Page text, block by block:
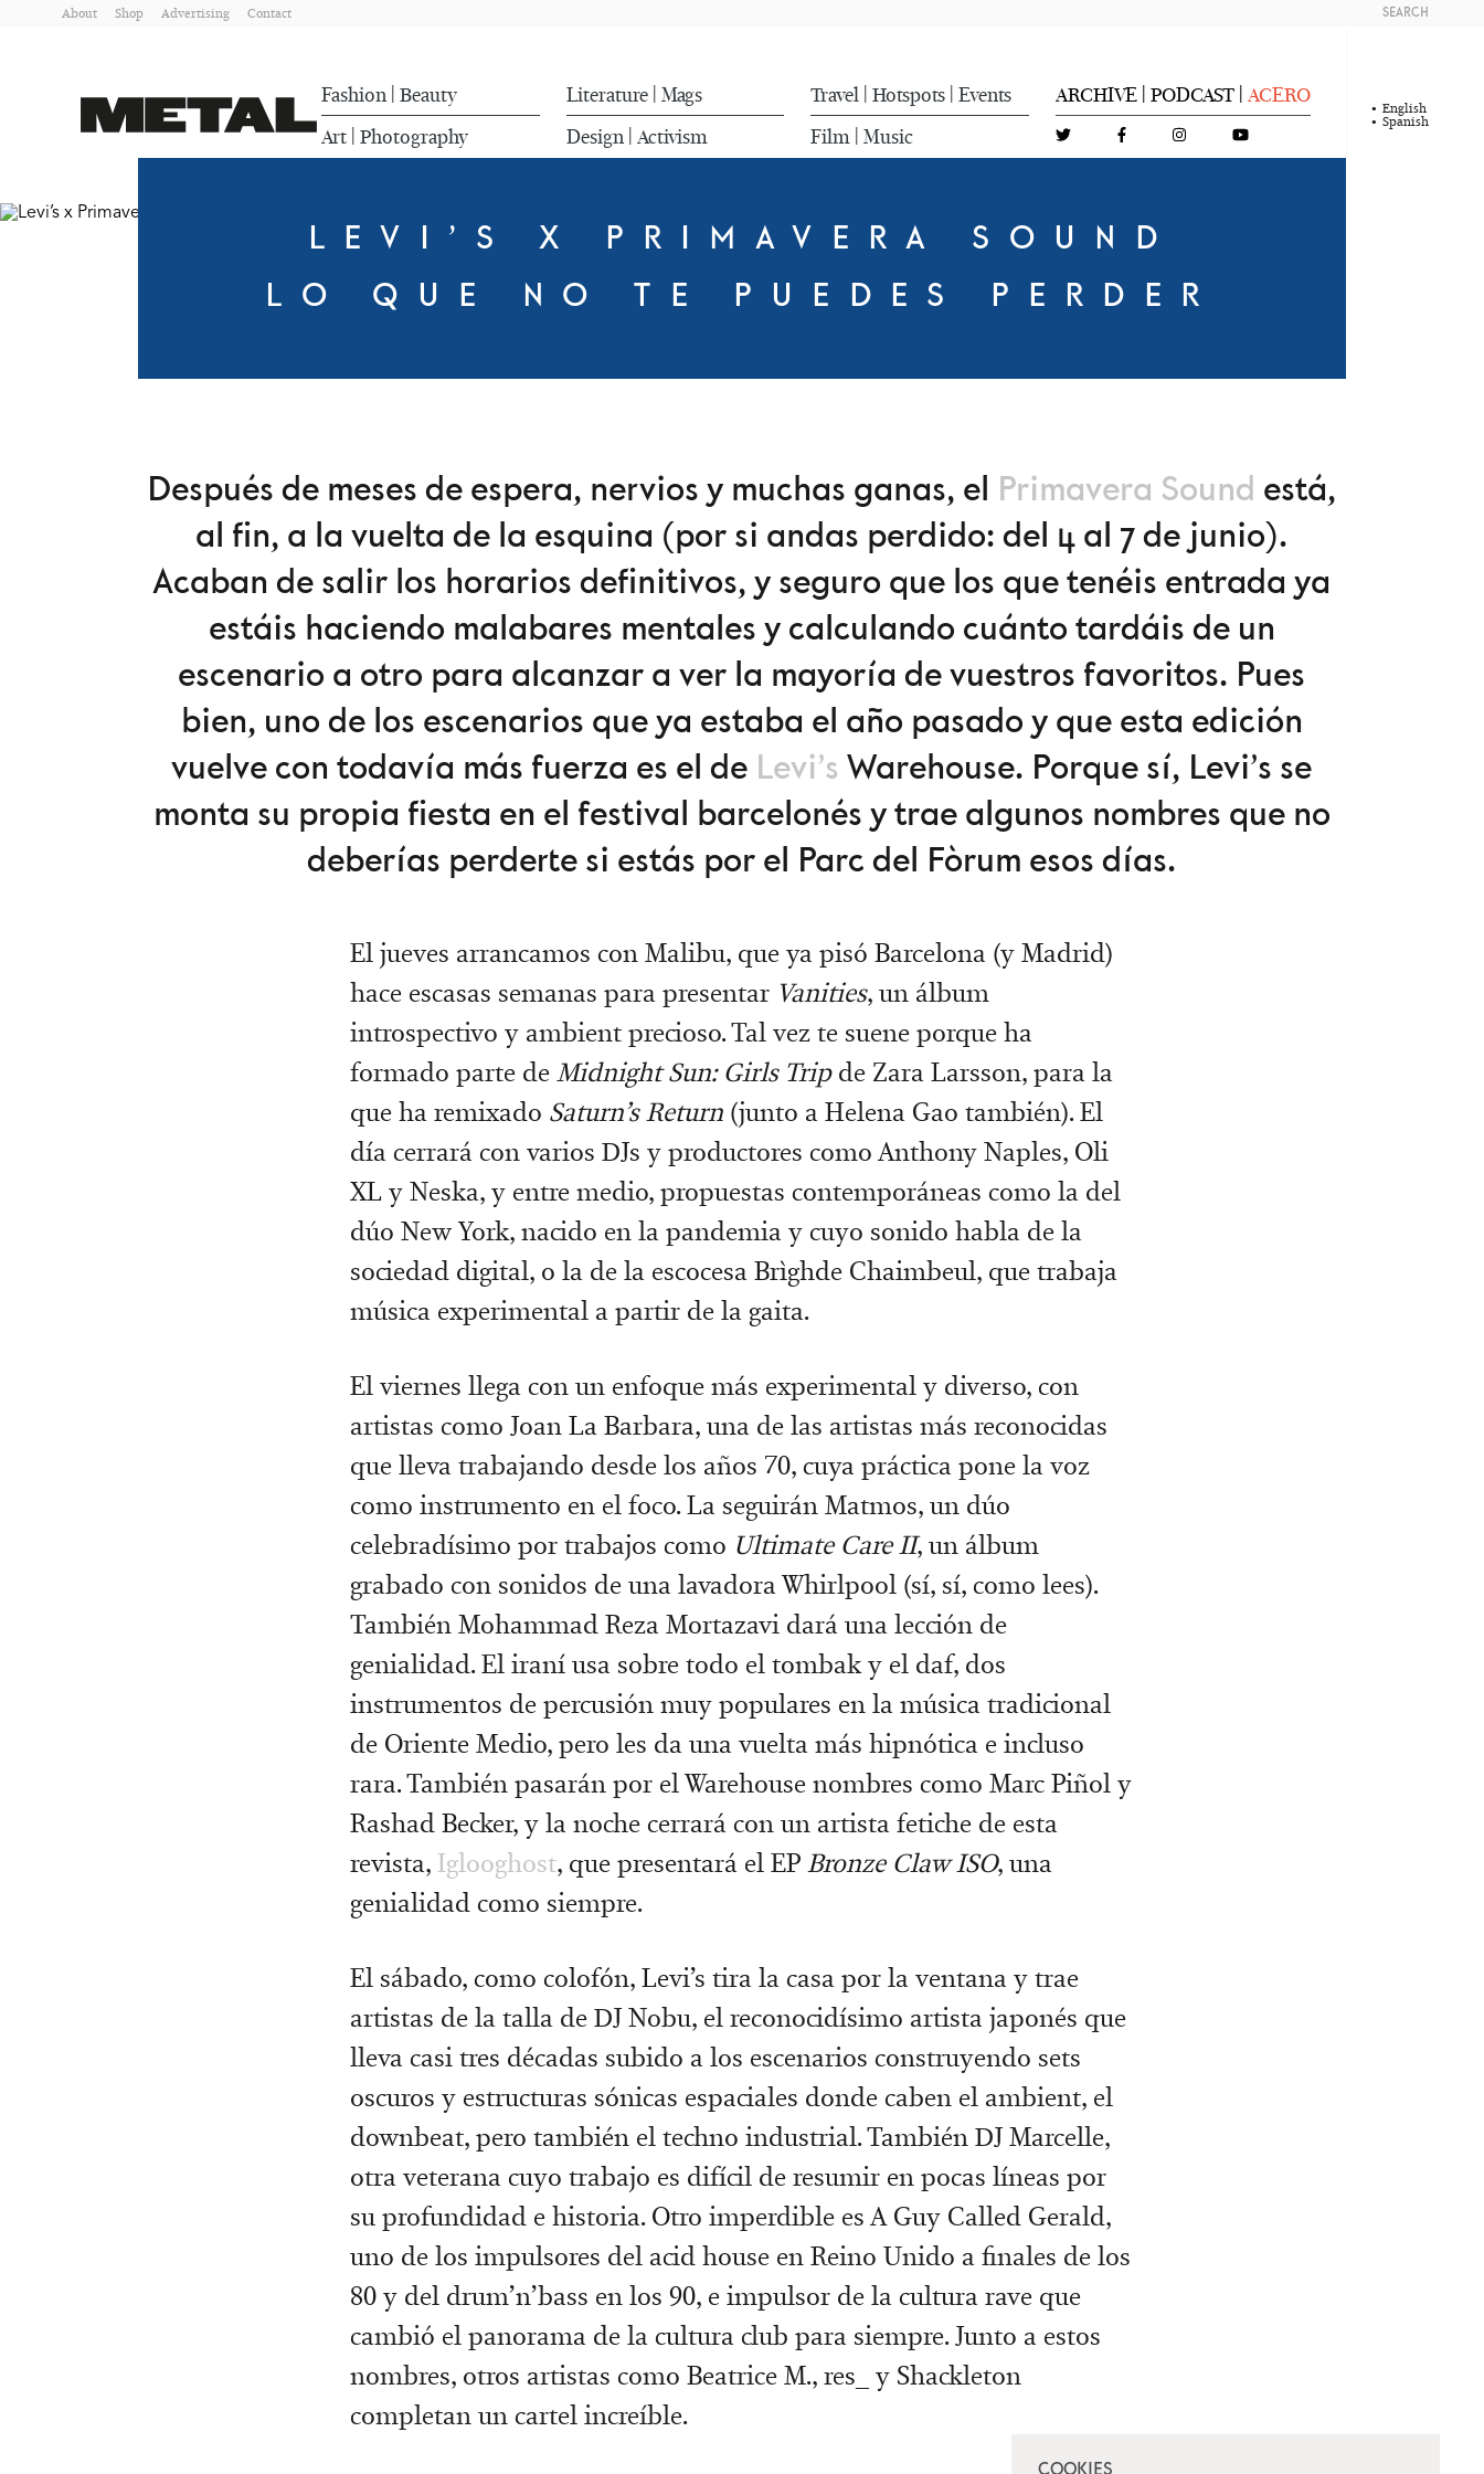
About Shop Advertising Contact
Fashion Beauty Literature Mags Travel Hotspots Events ARCHIVE PODCAST ACERO
Art Photography Design Activism Film Music
SEARCH
English
Spanish
LEVI’S X PRIMAVERA SOUND
LO QUE NO TE PUEDES PERDER
Después de meses de espera, nervios y muchas ganas, el Primavera Sound está,
al fin, a la vuelta de la esquina (por si andas perdido: del 4 al 7 de junio).
Acaban de salir los horarios definitivos, y seguro que los que tenéis entrada ya
estáis haciendo malabares mentales y calculando cuánto tardáis de un
escenario a otro para alcanzar a ver la mayoría de vuestros favoritos. Pues
bien, uno de los escenarios que ya estaba el año pasado y que esta edición
vuelve con todavía más fuerza es el de Levi’s Warehouse. Porque sí, Levi’s se
monta su propia fiesta en el festival barcelonés y trae algunos nombres que no
deberías perderte si estás por el Parc del Fòrum esos días.
El jueves arrancamos con Malibu, que ya pisó Barcelona (y Madrid)
hace escasas semanas para presentar Vanities, un álbum
introspectivo y ambient precioso. Tal vez te suene porque ha
formado parte de Midnight Sun: Girls Tripde Zara Larsson, para la
que ha remixado Saturn’s Return(junto a Helena Gao también). El
día cerrará con varios DJs y productores como Anthony Naples, Oli
XL y Neska, y entre medio, propuestas contemporáneas como la del
dúo New York, nacido en la pandemia y cuyo sonido habla de la
sociedad digital, o la de la escocesa Brìghde Chaimbeul, que trabaja
música experimental a partir de la gaita.
El viernes llega con un enfoque más experimental y diverso, con
artistas como Joan La Barbara, una de las artistas más reconocidas
que lleva trabajando desde los años 70, cuya práctica pone la voz
como instrumento en el foco. La seguirán Matmos, un dúo
celebradísimo por trabajos como Ultimate Care II, un álbum
grabado con sonidos de una lavadora Whirlpool (sí, sí, como lees).
También Mohammad Reza Mortazavi dará una lección de
genialidad. El iraní usa sobre todo el tombak y el daf, dos
instrumentos de percusión muy populares en la música tradicional
de Oriente Medio, pero les da una vuelta más hipnótica e incluso
rara. También pasarán por el Warehouse nombres como Marc Piñol y
Rashad Becker, y la noche cerrará con un artista fetiche de esta
revista, Iglooghost, que presentará el EP Bronze Claw ISO, una
genialidad como siempre.
El sábado, como colofón, Levi’s tira la casa por la ventana y trae
artistas de la talla de DJ Nobu, el reconocidísimo artista japonés que
lleva casi tres décadas subido a los escenarios construyendo sets
oscuros y estructuras sónicas espaciales donde caben el ambient, el
downbeat, pero también el techno industrial. También DJ Marcelle,
otra veterana cuyo trabajo es difícil de resumir en pocas líneas por
su profundidad e historia. Otro imperdible es A Guy Called Gerald,
uno de los impulsores del acid house en Reino Unido a finales de los
80 y del drum’n’bass en los 90, e impulsor de la cultura rave que
cambió el panorama de la cultura club para siempre. Junto a estos
nombres, otros artistas como Beatrice M., res_ y Shackleton
completan un cartel increíble.
COOKIES